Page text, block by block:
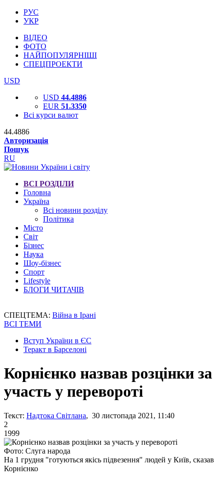
РУС
УКР
ВІДЕО
ФОТО
НАЙПОПУЛЯРНІШІ
СПЕЦПРОЕКТИ
USD
USD 44.4886
EUR 51.3350
Всі курси валют
44.4886
Авторизація
Пошук
RU
ВСІ РОЗДІЛИ
Головна
Україна
Всі новини розділу
Політика
Місто
Світ
Бізнес
Наука
Шоу-бізнес
Спорт
Lifestyle
БЛОГИ ЧИТАЧІВ
СПЕЦТЕМА: Війна в Ірані
ВСІ ТЕМИ
Вступ України в ЄС
Теракт в Барселоні
Корнієнко назвав розцінки за
участь у перевороті
Текст: Надтока Світлана, 30 листопада 2021, 11:40
2
1999
Фото: Слуга народа
На 1 грудня "готуються якісь підвезення" людей у Київ, сказав
Корнієнко